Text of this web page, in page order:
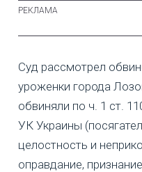
Суд рассмотрел
уроженки города
обвиняли по ч. 1 ст.
УК Украины
целостность и
оправдание,